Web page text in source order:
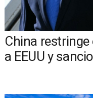
China
a EEUU y